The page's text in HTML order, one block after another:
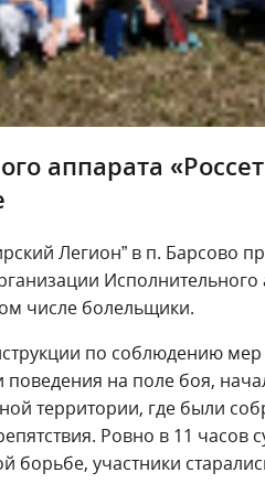
аппарата
Легион” в п. Барсово
числе болельщики.
по соблюдению
на поле боя,
территории, где были
Ровно в 11 часов
участники